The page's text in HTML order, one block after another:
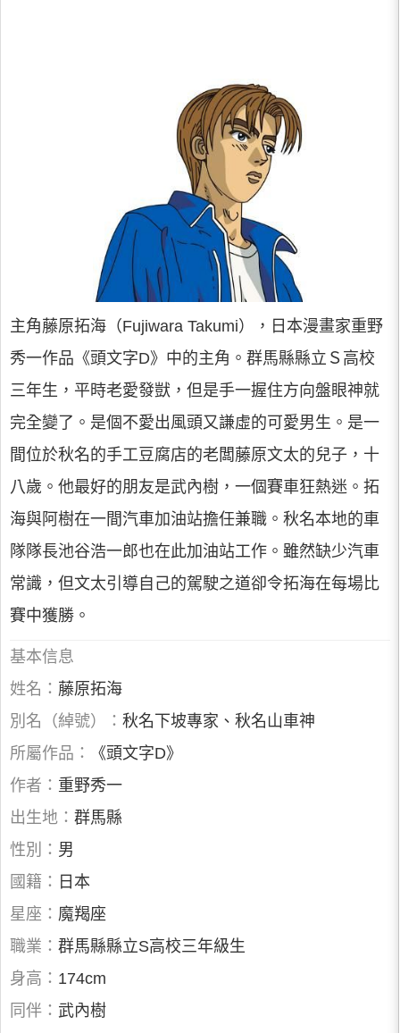
主角藤原拓海（Fujiwara Takumi），日本漫畫家重野
秀一作品《頭文字D》中的主角。群馬縣縣立Ｓ高校
三年生，平時老愛發獃，但是手一握住方向盤眼神就
完全變了。是個不愛出風頭又謙虛的可愛男生。是一
間位於秋名的手工豆腐店的老闆藤原文太的兒子，十
八歲。他最好的朋友是武內樹，一個賽車狂熱迷。拓
海與阿樹在一間汽車加油站擔任兼職。秋名本地的車
隊隊長池谷浩一郎也在此加油站工作。雖然缺少汽車
常識，但文太引導自己的駕駛之道卻令拓海在每場比
賽中獲勝。
基本信息
姓名： 藤原拓海
別名（綽號）： 秋名下坡專家、秋名山車神
所屬作品：
《頭文字D》
作者： 重野秀一
出生地： 群馬縣
性別： 男
國籍： 日本
星座： 魔羯座
職業： 群馬縣縣立S高校三年級生
身高： 174cm
同伴： 武內樹